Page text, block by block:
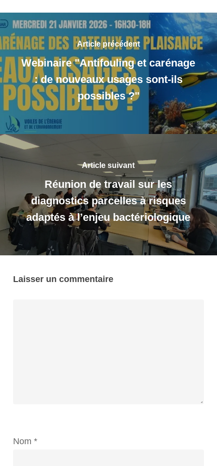
Article précédent
Webinaire "Antifouling et carénage
: de nouveaux usages sont-ils
possibles ?"
Article suivant
Réunion de travail sur les
diagnostics parcelles à risques
adaptés à l’enjeu bactériologique
Laisser un commentaire
Nom *